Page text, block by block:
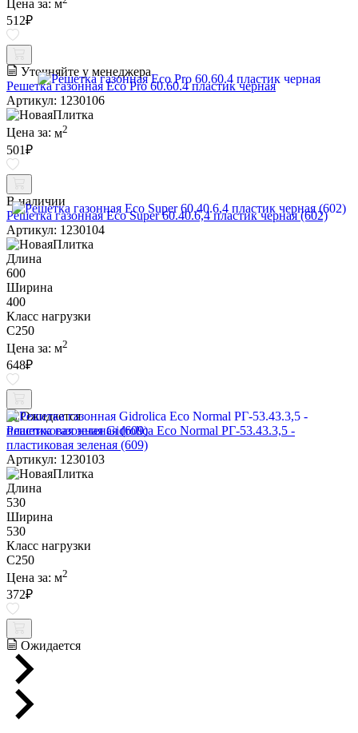
Цена за: м
512₽
Уточняйте у менеджера
Решетка газонная Eco Pro 60.60.4 пластик черная
Артикул: 1230106
Цена за: м2
501₽
В наличии
Решетка газонная Eco Super 60.40.6,4 пластик черная (602)
Артикул: 1230104
Длина
600
Ширина
400
Класс нагрузки
C250
Цена за: м2
648₽
Ожидается
Решетка газонная Gidrolica Eco Normal РГ-53.43.3,5 -
пластиковая зеленая (609)
Артикул: 1230103
Длина
530
Ширина
530
Класс нагрузки
C250
Цена за: м2
372₽
Ожидается